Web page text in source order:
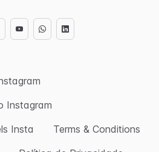
Instagram
Insta
Terms & Conditions